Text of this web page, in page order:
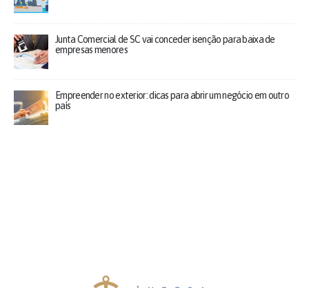
Junta Comercial de SC vai conceder isenção para baixa de
empresas menores
Empreender no exterior: dicas para abrir um negócio em outro
país